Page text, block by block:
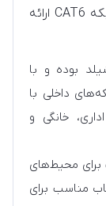
شبکه CAT6 را با بهترین قیمت کابل شبکه CAT6 ارائه
بوده و با
داخلی با
خانگی و
برای محیط‌های
مناسب برای